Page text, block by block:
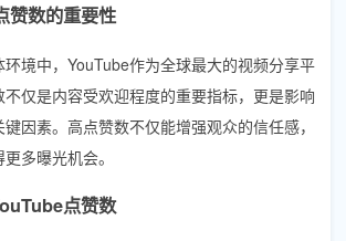
赞数的重要性
境中，YouTube作为全球最大的视频分享平
仅是内容受欢迎程度的重要指标，更是影响
因素。高点赞数不仅能增强观众的信任感，
多曝光机会。
点赞数